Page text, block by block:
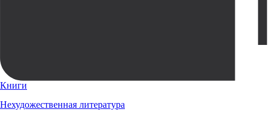
Книги
Нехудожественная литература